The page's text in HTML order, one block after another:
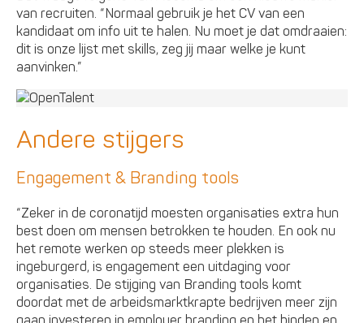
van recruiten. “Normaal gebruik je het CV van een
kandidaat om info uit te halen. Nu moet je dat omdraaien:
dit is onze lijst met skills, zeg jij maar welke je kunt
aanvinken.”
Andere stijgers
Engagement & Branding tools
“Zeker in de coronatijd moesten organisaties extra hun
best doen om mensen betrokken te houden. En ook nu
het remote werken op steeds meer plekken is
ingeburgerd, is engagement een uitdaging voor
organisaties. De stijging van Branding tools komt
doordat met de arbeidsmarktkrapte bedrijven meer zijn